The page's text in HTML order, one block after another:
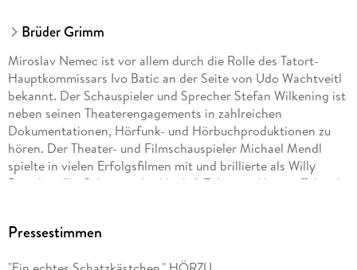
Brüder Grimm
Miroslav Nemec ist vor allem durch die Rolle des Tatort-
Hauptkommissars Ivo Batic an der Seite von Udo Wachtveitl
bekannt. Der Schauspieler und Sprecher Stefan Wilkening ist
neben seinen Theaterengagements in zahlreichen
Dokumentationen, Hörfunk- und Hörbuchproduktionen zu
hören. Der Theater- und Filmschauspieler Michael Mendl
spielte in vielen Erfolgsfilmen mit und brillierte als Willy
Brandt in "Im Schatten der Macht". Felix von Manteuffel steht
Charakterstimme ist aus zahlreichen Hörbüchern bekannt.
Pressestimmen